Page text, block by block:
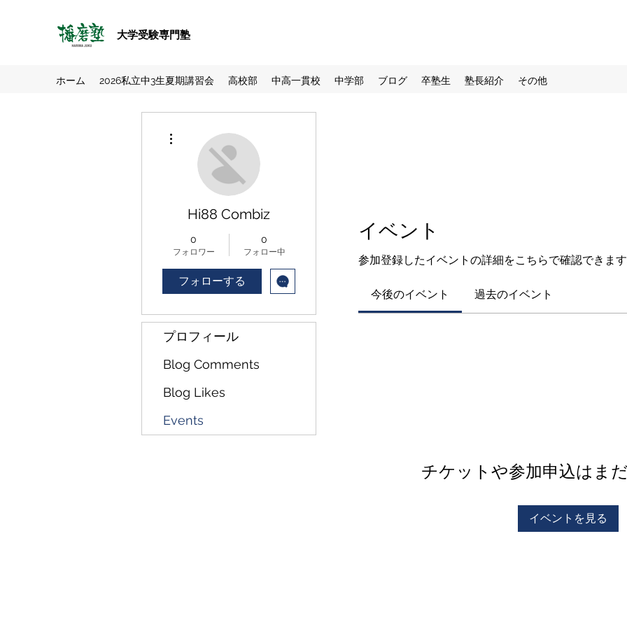
大学受験専門塾
ホーム 2026私立中3生夏期講習会 高校部 中高一貫校 中学部 ブログ 卒塾生 塾長紹介 その他
イベント
参加登録したイベントの詳細をこちらで確認できます
今後のイベント 過去のイベント
チケットや参加申込はま
イベントを見る
Hi88 Combiz
0
フォロワー
0
フォロー中
フォローする
プロフィール
Blog Comments
Blog Likes
Events